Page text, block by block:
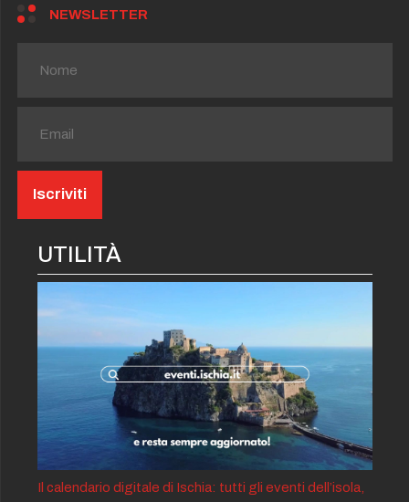
NEWSLETTER
UTILITÀ
Il calendario digitale di Ischia: tutti gli eventi dell’isola,